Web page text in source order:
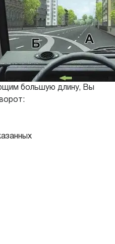
большую длину, Вы